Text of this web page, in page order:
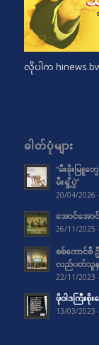
လိုပါက
ဓါတ်ပုံများ
“မီးခိုးမြူ
မီးရှို့ပွဲ”
20/04/2026
အောင်အော
26/11/2025
စစ်ကောင်စီ
လည်ပတ်သူနည်
22/11/2023
ဖိုဝါဒကြီး
13/03/2023